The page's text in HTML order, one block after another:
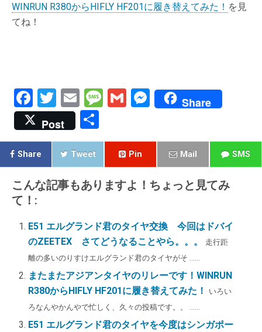
WINRUN R380からHIFLY HF201に履き替えてみた！ を見
てね！
F
a
ce
b
o
o
k
T
wi
tt
er
E
m
ail
M
s
g
e
G
ail
M
se
g
er
Share
Post
有
Share Tweet Pin Mail SMS
こんな記事もありますよ！ちょっと見てみ
て！:
E51 エルグランド君のタイヤ交換 今回はドバイ
のZEETEX さてどうなることやら。。。
走行距
離の多いのりすけエルグランド君のタイヤがそ ......
またまたアジアンタイヤのリレーです！WINRUN
R380からHIFLY HF201に履き替えてみた！
いろい
ろなんやかんやで忙しく、久々の投稿です。。 ......
E51 エルグランド君のタイヤを今度はシンガポー